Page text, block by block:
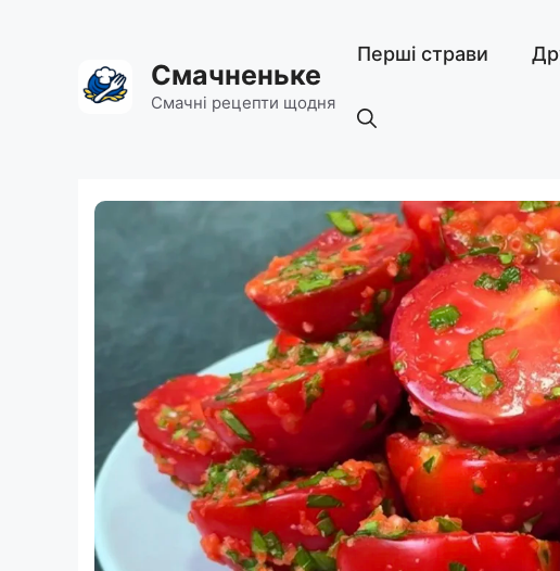
Смачненьке
Смачні рецепти щодня
Перші страви